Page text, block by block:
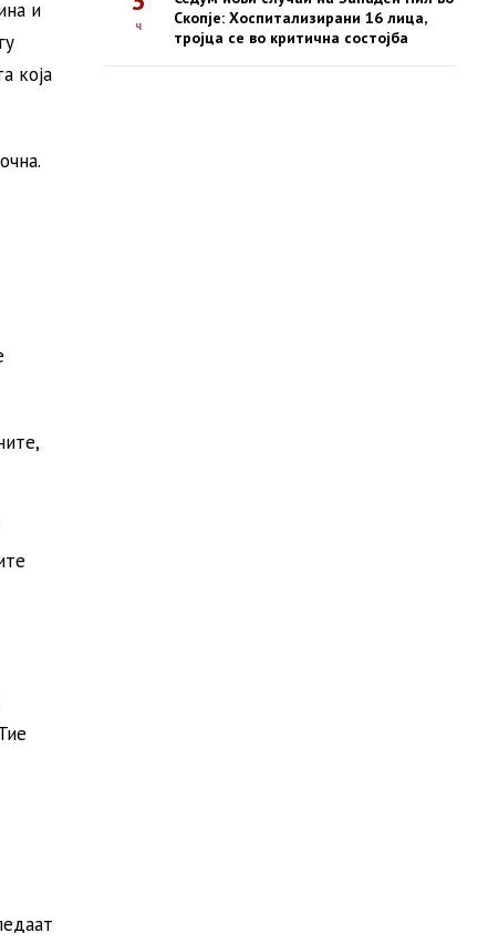
и
која
ч
Скопје: Хоспитализирани 16 лица,
тројца се во критична состојба